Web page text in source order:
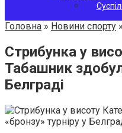
Головна » Новини спорту »
Стрибунка у
Табашник
Белграді